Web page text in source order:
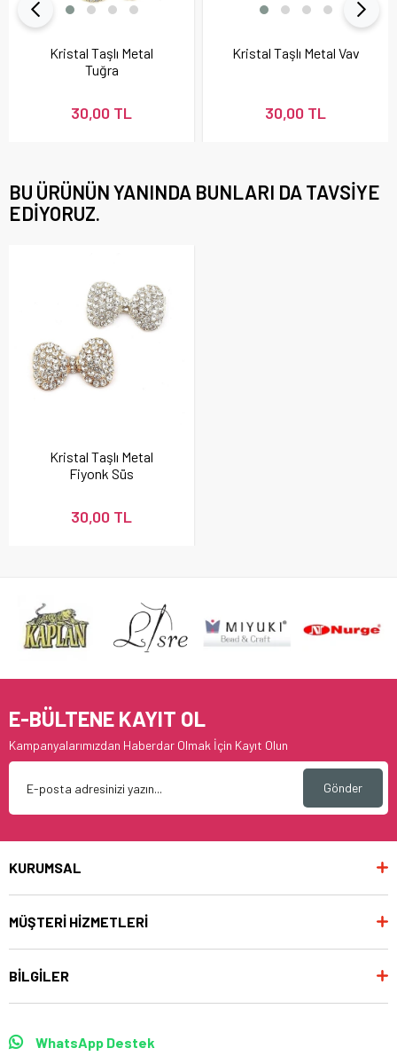
Kristal Taşlı Metal
Tuğra
30,00 TL
Kristal Taşlı Metal Vav
30,00 TL
BU ÜRÜNÜN YANINDA BUNLARI DA TAVSIYE
EDIYORUZ.
Kristal Taşlı Metal
Fiyonk Süs
30,00 TL
E-BÜLTENE KAYIT OL
Kampanyalarımızdan Haberdar Olmak İçin Kayıt Olun
Gönder
KURUMSAL
MÜŞTERİ HİZMETLERİ
BİLGİLER
WhatsApp Destek